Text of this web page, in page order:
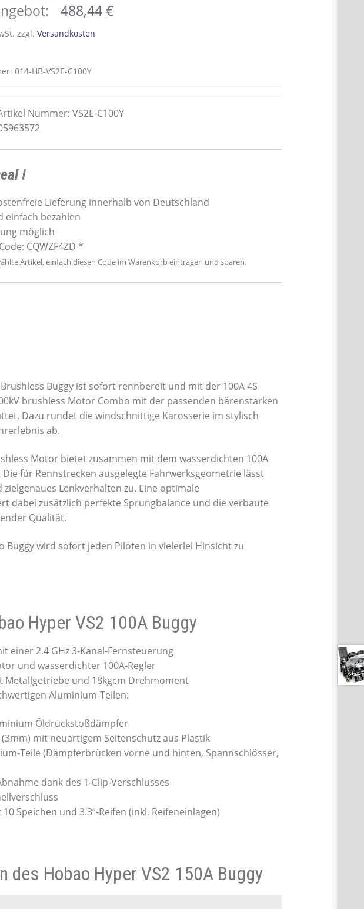
488,44€Aktueller
zzgl. Versandkosten
Nummer: VS2E-C100Y
!
Lieferung innerhalb von Deutschland
einfach bezahlen
möglich
CQWZF4ZD *
Artikel, einfach diesen Code im Warenkorb eintragen und sparen.
014-HB-VS2E-C100Y
Buggy ist sofort rennbereit und mit der 100A 4S
brushless Motor Combo mit der passenden bärenstarken
Dazu rundet die windschnittige Karosserie im stylisch
ab.
Motor bietet zusammen mit dem wasserdichten 100A
für Rennstrecken ausgelegte Fahrwerksgeometrie lässt
Lenkverhalten zu. Eine optimale
dabei zusätzlich perfekte Sprungbalance und die verbaute
Qualität.
Buggy wird sofort jeden Piloten in vielerlei Hinsicht zu
Hyper VS2 100A Buggy
einer 2.4 GHz 3-Kanal-Fernsteuerung
und wasserdichter 100A-Regler
Metallgetriebe und 18kgcm Drehmoment
Aluminium-Teilen:
Öldruckstoßdämpfer
mit neuartigem Seitenschutz aus Plastik
Teile (Dämpferbrücken vorne und hinten, Spannschlösser,
dank des 1-Clip-Verschlusses
Speichen und 3.3“-Reifen (inkl. Reifeneinlagen)
des Hobao Hyper VS2 150A Buggy